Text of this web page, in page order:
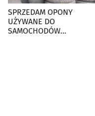
SPRZEDAM OPONY
UŻYWANE DO
SAMOCHODÓW